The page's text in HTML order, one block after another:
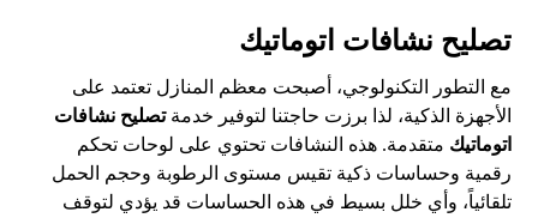
تصليح نشافات اتوماتيك
مع التطور التكنولوجي، أصبحت معظم المنازل تعتمد على
الأجهزة الذكية، لذا برزت حاجتنا لتوفير خدمةتصليح نشافات
اتوماتيك متقدمة. هذه النشافات تحتوي على لوحات تحكم
رقمية وحساسات ذكية تقيس مستوى الرطوبة وحجم الحمل
تلقائياً، وأي خلل بسيط في هذه الحساسات قد يؤدي لتوقف